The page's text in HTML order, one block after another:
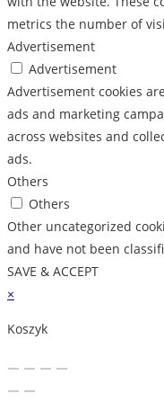
metrics the number of
Advertisement
Advertisement
Advertisement cookies
ads and marketing
across websites and
ads.
Others
Others
Other uncategorized
and have not been
SAVE & ACCEPT
×
Koszyk